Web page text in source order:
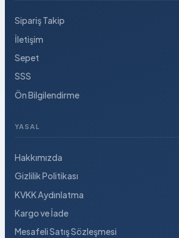
Sipariş Takip
İletişim
Sepet
SSS
Ön Bilgilendirme
YASAL
Hakkımızda
Gizlilik Politikası
KVKK Aydınlatma
Kargo ve İade
Mesafeli Satış Sözleşmesi